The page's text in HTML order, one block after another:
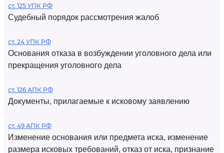
ст. 125 УПК РФ
Судебный порядок рассмотрения жалоб
ст. 24 УПК РФ
Основания отказа в возбуждении уголовного дела или
прекращения уголовного дела
ст. 126 АПК РФ
Документы, прилагаемые к исковому заявлению
ст. 49 АПК РФ
Изменение основания или предмета иска, изменение
размера исковых требований, отказ от иска, признание